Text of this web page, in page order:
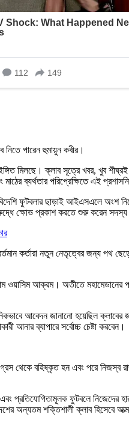
পারেন হুমায়ুন কবীর।
মিলছে। ক্লাব সূত্রে খবর, খুব
মাঠের ব্যর্থতার পরিপ্রেক্ষিতে এই
ফুটবলার ছাড়াই আইএসএলে অংশ
ক্ষোভ প্রকাশ করতে শুরু করেন সদস্য
কর্তারা নতুন নেতৃত্বের জন্য পথ
আক্রম। অতীতে মহামেডানের
আবেদন জানানো হয়েছিল
আনার ব্যাপারে সর্বোচ্চ চেষ্টা করবেন।
থেকে বহিষ্কৃত হন এবং পরে নিজস্ব
প্রতিযোগিতামূলক ফুটবলে
অন্যতম শক্তিশালী ক্লাব হিসেবে